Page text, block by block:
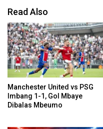
Read Also
Manchester United vs PSG
Imbang 1-1, Gol Mbaye
Dibalas Mbeumo